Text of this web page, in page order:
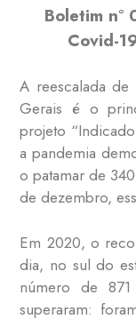
Boletim n°
Covid-
A reescalada
Gerais é o
projeto
a pandemia
o patamar de
de dezembro,
Em 2020, o
dia, no sul do
número de
superaram: